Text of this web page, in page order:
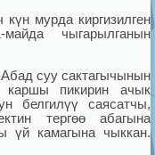
мурда киргизилген
чыгарылганын
суу сактагычынын
каршы пикирин ачык
белгилүү саясатчы,
тергөө абагына
үй камагына чыккан.